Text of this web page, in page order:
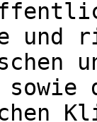
und